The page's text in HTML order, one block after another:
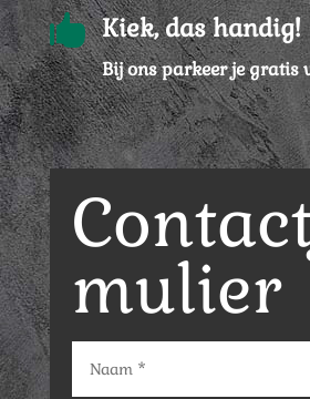
 Kiek, das handig!
Bij ons parkeer je gratis
mulier